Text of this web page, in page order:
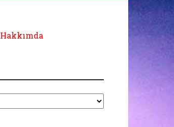
Hakkımda